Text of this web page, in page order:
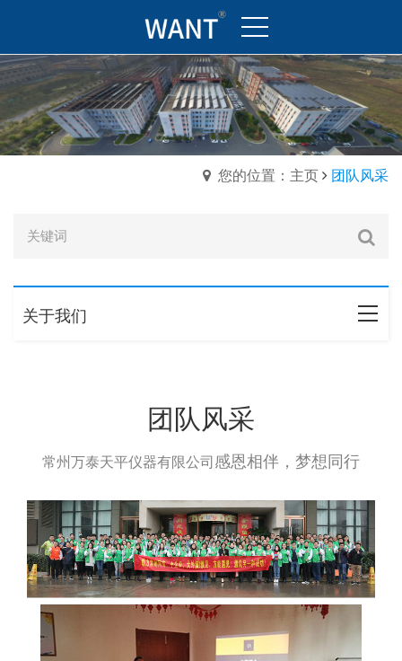
您的位置：主页 团队风采
关于我们
团队风采
常州万泰天平仪器有限公司 感恩相伴，梦想同行